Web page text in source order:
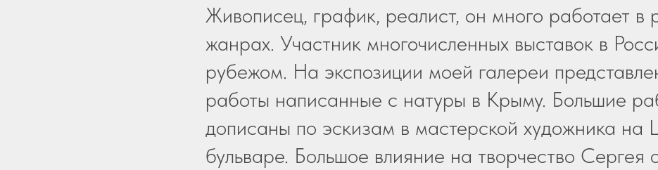
Живописец, график, реалист, он много работает в
жанрах. Участник многочисленных выставок в
рубежом. На экспозиции моей галереи
работы написанные с натуры в Крыму. Большие
дописаны по эскизам в мастерской художника на
бульваре. Большое влияние на творчество Сергея